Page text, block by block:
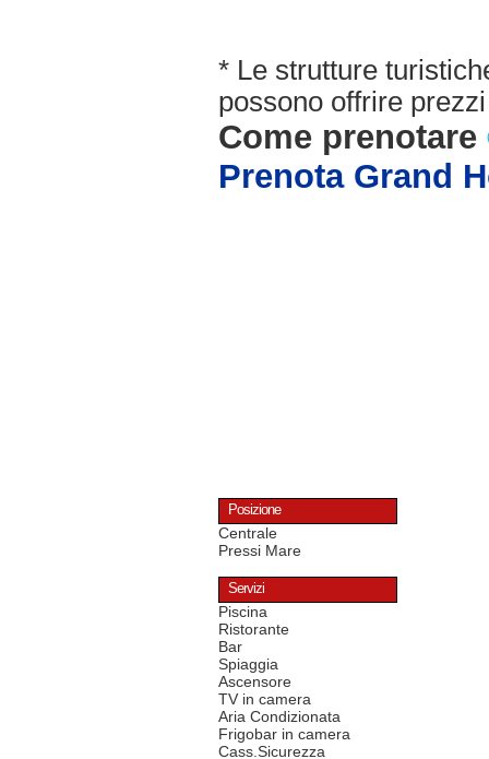
* Le strutture
possono offrire
Come prenotare
Prenota Grand
Posizione
Centrale
Pressi Mare
Servizi
Piscina
Ristorante
Bar
Spiaggia
Ascensore
TV in camera
Aria Condizionata
Frigobar in camera
Cass.Sicurezza